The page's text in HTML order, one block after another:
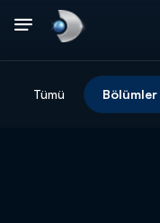
Tümü Bölümler